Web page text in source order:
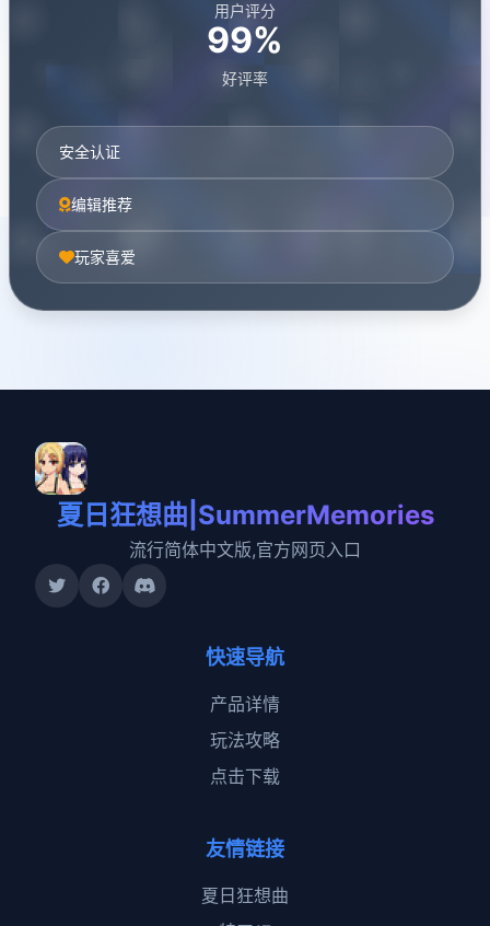
用户评分
99%
好评率
安全认证
编辑推荐
玩家喜爱
夏日狂想曲|SummerMemories
流行简体中文版,官方网页入口
快速导航
产品详情
玩法攻略
点击下载
友情链接
夏日狂想曲